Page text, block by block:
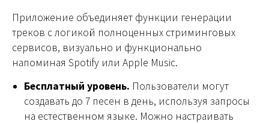
Приложение объединяет функции генерации
треков с логикой полноценных стриминговых
сервисов, визуально и функционально
напоминая Spotify или Apple Music.
Бесплатный уровень. Пользователи могут
создавать до 7 песен в день, используя запросы
на естественном языке. Можно настраивать